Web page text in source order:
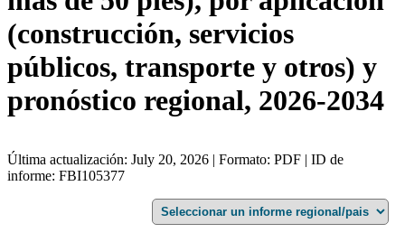
(construcción, servicios
públicos, transporte y otros) y
pronóstico regional, 2026-2034
Última actualización: July 20, 2026 | Formato: PDF | ID de
informe: FBI105377